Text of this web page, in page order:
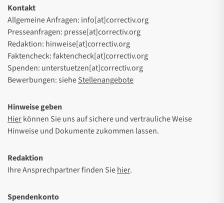
Kontakt
Allgemeine Anfragen: info[at]correctiv.org
Presseanfragen: presse[at]correctiv.org
Redaktion: hinweise[at]correctiv.org
Faktencheck: faktencheck[at]correctiv.org
Spenden: unterstuetzen[at]correctiv.org
Bewerbungen: sieheStellenangebote
Hinweise geben
Hierkönnen Sie uns auf sichere und vertrauliche Weise
Hinweise und Dokumente zukommen lassen.
Redaktion
Ihre Ansprechpartner finden Siehier.
Spendenkonto